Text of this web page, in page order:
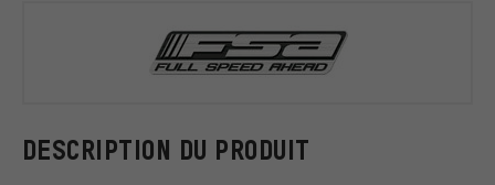
DESCRIPTION DU PRODUIT